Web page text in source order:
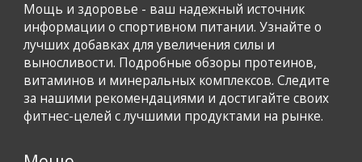
Мощь и здоровье - ваш надежный источник
информации о спортивном питании. Узнайте о
лучших добавках для увеличения силы и
выносливости. Подробные обзоры протеинов,
витаминов и минеральных комплексов. Следите
за нашими рекомендациями и достигайте своих
фитнес-целей с лучшими продуктами на рынке.